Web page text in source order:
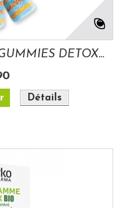
UPSA X NOURISHED GUMMIES DETOX 30 GOMMES
Détails